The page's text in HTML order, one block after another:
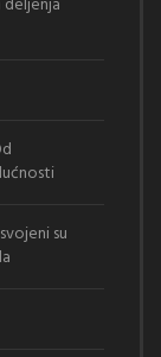
su